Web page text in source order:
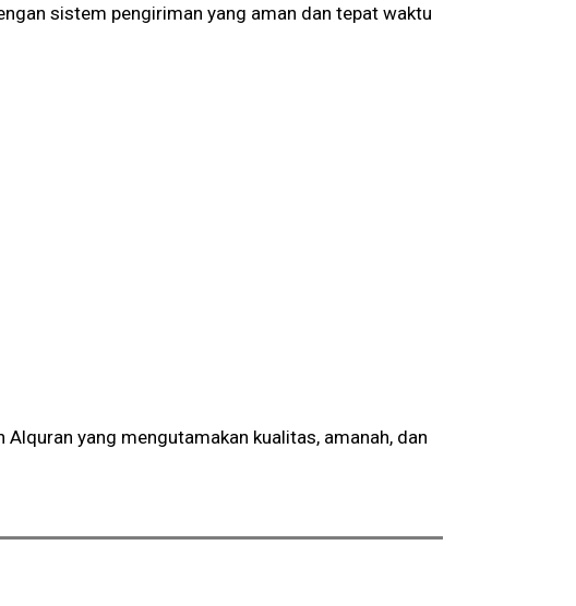
sistem pengiriman yang aman dan tepat waktu
Alquran yang mengutamakan kualitas, amanah, dan